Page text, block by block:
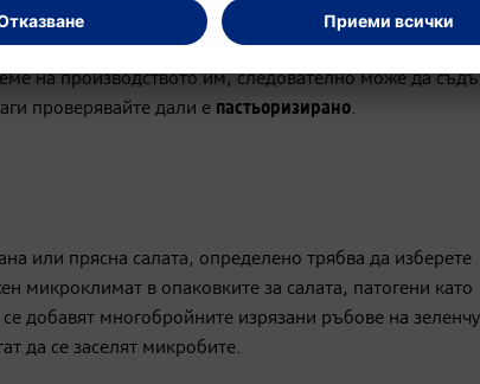
бри могат да имат добър вкус, но бременните жени
на производството им, следователно може да
проверявайте дали е пастьоризирано.
или прясна салата, определено трябва да изберете
микроклимат в опаковките за салата, патогени като
добавят многобройните изрязани ръбове на
да се заселят микробите.